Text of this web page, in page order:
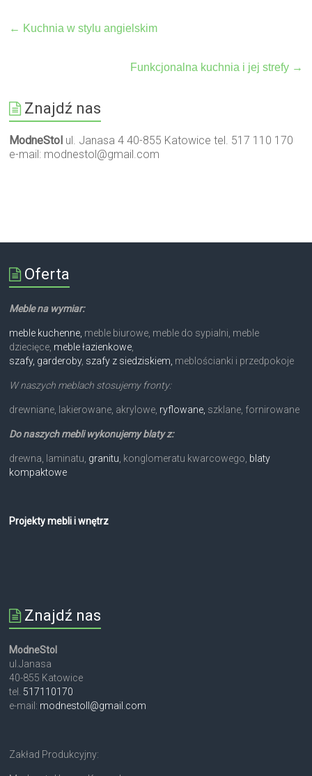
← Kuchnia w stylu angielskim
Funkcjonalna kuchnia i jej strefy →
Znajdź nas
ModneStol ul. Janasa 4 40-855 Katowice tel. 517 110 170
e-mail: modnestol@gmail.com
Oferta
Meble na wymiar:
meble kuchenne, meble biurowe, meble do sypialni, meble
dziecięce, meble łazienkowe,
szafy, garderoby, szafy z siedziskiem, meblościanki i przedpokoje
W naszych meblach stosujemy fronty:
drewniane, lakierowane, akrylowe, ryflowane, szklane, fornirowane
Do naszych mebli wykonujemy blaty z:
drewna, laminatu, granitu, konglomeratu kwarcowego, blaty
kompaktowe
Projekty mebli i wnętrz
Znajdź nas
ModneStol
ul.Janasa
40-855 Katowice
tel. 517110170
e-mail: modnestoll@gmail.com
Zakład Produkcyjny: